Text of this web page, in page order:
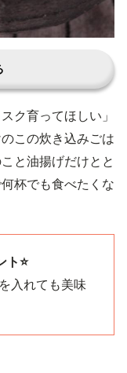
ク育ってほしい」
この炊き込みごは
と油揚げだけとと
杯でも食べたくな
ト⭐️
入れても美味